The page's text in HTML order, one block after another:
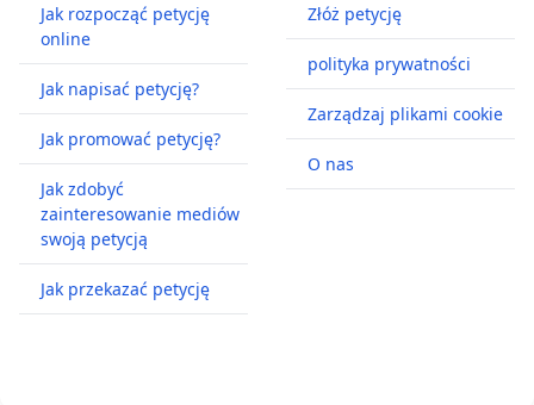
Jak rozpocząć petycję
online
Jak napisać petycję?
Jak promować petycję?
Jak zdobyć
zainteresowanie mediów
swoją petycją
Jak przekazać petycję
Złóż petycję
polityka prywatności
Zarządzaj plikami cookie
O nas